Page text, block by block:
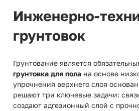
Инженерно-
грунтовок
Грунтование является
грунтовка для пола на основе
упрочнения верхнего слоя
решают три ключевые задачи:
создают адгезионный слой с